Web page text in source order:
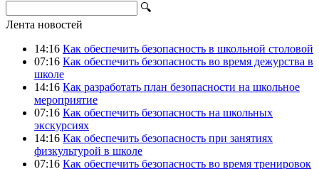
🔍
Лента новостей
14:16 Как обеспечить безопасность в школьной столовой
07:16 Как обеспечить безопасность во время дежурства в
школе
14:16 Как разработать план безопасности на школьное
мероприятие
07:16 Как обеспечить безопасность на школьных
экскурсиях
14:16 Как обеспечить безопасность при занятиях
физкультурой в школе
07:16 Как обеспечить безопасность во время тренировок